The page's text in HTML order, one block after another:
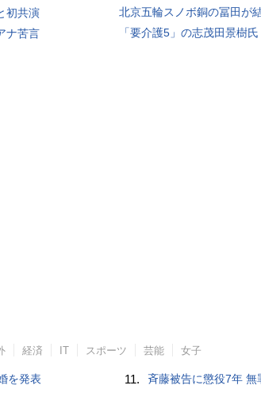
初共演
ナ苦言
北京五輪スノボ銅の冨田が
「要介護5」の志茂田景樹
経済 IT スポーツ 芸能 女子
を発表 11. 斉藤被告に懲役7年 無